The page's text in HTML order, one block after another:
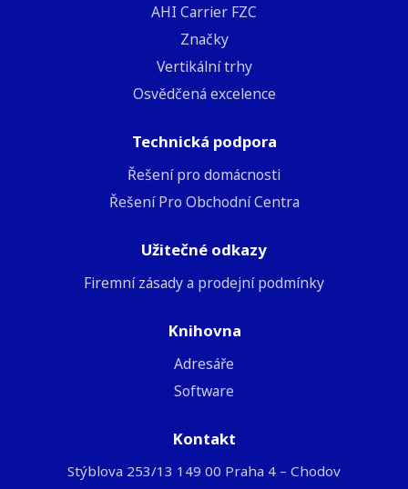
AHI Carrier FZC
Značky
Vertikální trhy
Osvědčená excelence
Technická podpora
Řešení pro domácnosti
Řešení Pro Obchodní Centra
Užitečné odkazy
Firemní zásady a prodejní podmínky
Knihovna
Adresáře
Software
Kontakt
Stýblova 253/13 149 00 Praha 4 – Chodov